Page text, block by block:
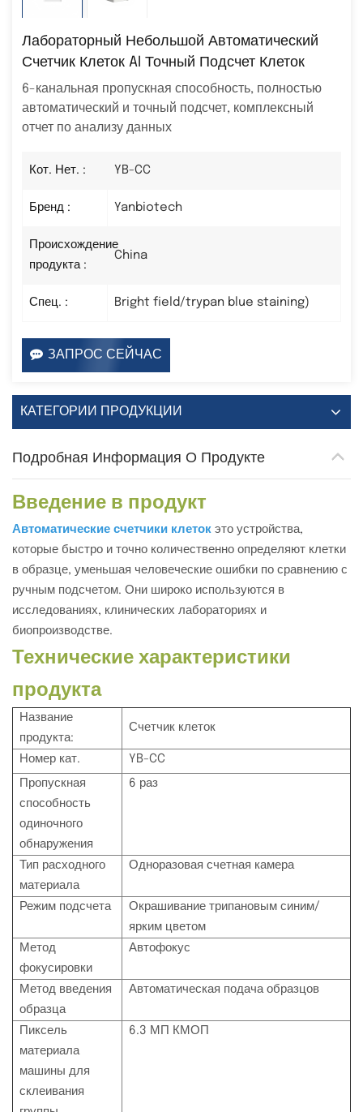
Лабораторный Небольшой Автоматический
Счетчик Клеток AI Точный Подсчет Клеток
6-канальная пропускная способность, полностью
автоматический и точный подсчет, комплексный
отчет по анализу данных
Кот. Нет. : YB-CC
Бренд : Yanbiotech
Происхождение
продукта :
China
Спец. : Bright field/trypan blue staining)
ЗАПРОС СЕЙЧАС
КАТЕГОРИИ ПРОДУКЦИИ
Подробная Информация О Продукте
Введение в продукт
Автоматические счетчики клеток это устройства,
которые быстро и точно количественно определяют клетки
в образце, уменьшая человеческие ошибки по сравнению с
ручным подсчетом. Они широко используются в
исследованиях, клинических лабораториях и
биопроизводстве.
Технические характеристики
продукта
Название
продукта:
Счетчик клеток
Номер кат.
YB-CC
Пропускная
способность
одиночного
обнаружения
6 раз
Тип расходного
материала
Одноразовая счетная камера
Режим подсчета
Окрашивание трипановым синим/
ярким цветом
Метод
фокусировки
Автофокус
Метод введения
образца
Автоматическая подача образцов
Пиксель
материала
машины для
склеивания
6.3 МП КМОП